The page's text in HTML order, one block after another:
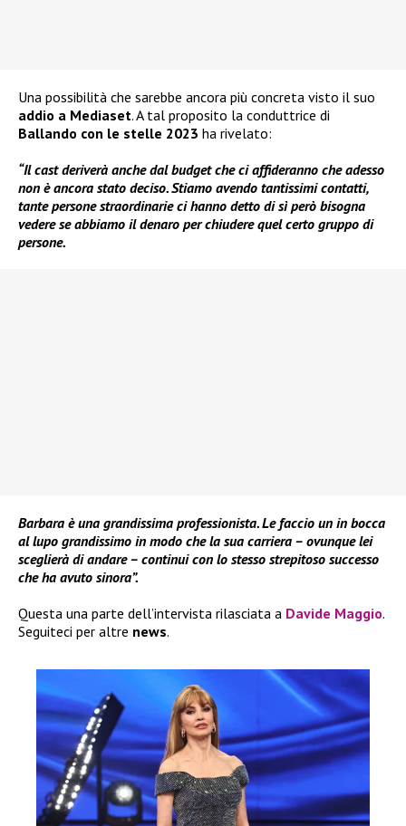
Una possibilità che sarebbe ancora più concreta visto il suo
addio a Mediaset. A tal proposito la conduttrice di
Ballando con le stelle 2023 ha rivelato:
“Il cast deriverà anche dal budget che ci affideranno che adesso
non è ancora stato deciso. Stiamo avendo tantissimi contatti,
tante persone straordinarie ci hanno detto di sì però bisogna
vedere se abbiamo il denaro per chiudere quel certo gruppo di
persone.
Barbara è una grandissima professionista. Le faccio un in bocca
al lupo grandissimo in modo che la sua carriera – ovunque lei
sceglierà di andare – continui con lo stesso strepitoso successo
che ha avuto sinora”.
Questa una parte dell’intervista rilasciata a Davide Maggio.
Seguiteci per altre news.